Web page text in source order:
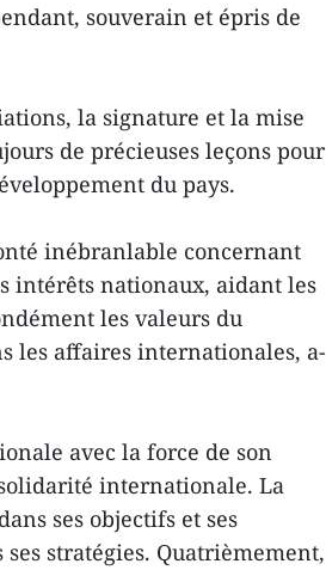
souverain et épris de
la signature et la mise
de précieuses leçons pour
du pays.
inébranlable concernant
intérêts nationaux, aidant les
les valeurs du
les affaires internationales, a-
avec la force de son
internationale. La
ses objectifs et ses
stratégies. Quatrièmement,